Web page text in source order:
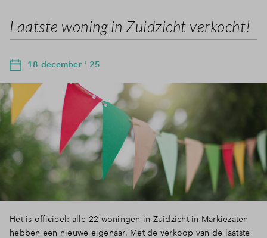
Laatste woning in Zuidzicht verkocht!
18 december ' 25
Het is officieel: alle 22 woningen in Zuidzicht in Markiezaten
hebben een nieuwe eigenaar. Met de verkoop van de laatste